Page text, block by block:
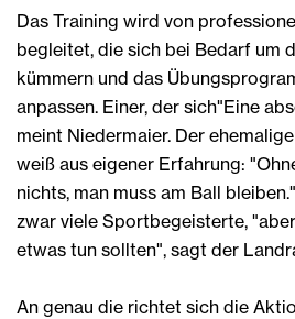
Das Training wird von
begleitet, die sich bei Bedarf um
kümmern und das
anpassen. Einer, der sich"Eine
meint Niedermaier. Der
weiß aus eigener Erfahrung:
nichts, man muss am Ball
zwar viele Sportbegeisterte,
etwas tun sollten", sagt der
An genau die richtet sich die